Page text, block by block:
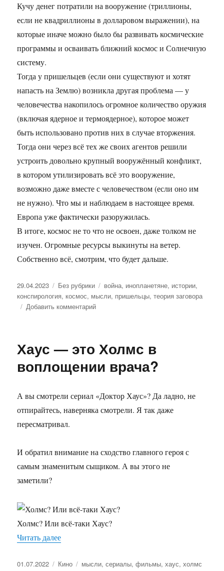
Кучу денег потратили на вооружение (триллионы,
если не квадриллионы в долларовом выражении), на
которые иначе можно было бы развивать космические
программы и осваивать ближний космос и Солнечную
систему.
Тогда у пришельцев (если они существуют и хотят
напасть на Землю) возникла другая проблема — у
человечества накопилось огромное количество оружия
(включая ядерное и термоядерное), которое может
быть использовано против них в случае вторжения.
Тогда они через всё тех же своих агентов решили
устроить довольно крупный вооружённый конфликт,
в котором утилизировать всё это вооружение,
возможно даже вместе с человечеством (если оно им
не нужно). Что мы и наблюдаем в настоящее время.
Европа уже фактически разоружилась.
В итоге, космос не то что не освоен, даже толком не
изучен. Огромные ресурсы выкинуты на ветер.
Собственно всё, смотрим, что будет дальше.
Опубликовано
29.04.2023 Рубрики
Без рубрики Метки
война, инопланетяне, истории,
конспирология, космос, мысли, пришельцы,теория заговора
Добавить комментарий
Хаус — это Холмс в
воплощении врача?
А вы смотрели сериал «Доктор Хаус»? Да ладно, не
отпирайтесь, наверняка смотрели. Я так даже
пересматривал.
И обратил внимание на сходство главного героя с
самым знаменитым сыщиком. А вы этого не
заметили?
Холмс? Или всё-таки Хаус?
Читать далее
Опубликовано
01.07.2022 Рубрики
Кино Метки
мысли,сериалы,фильмы,хаус,холмс